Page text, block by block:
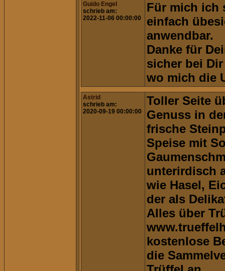
Guido Engel
schrieb am:
2022-11-06 00:00:00
Für mich ich
einfach
anwendbar.
Danke für
sicher bei
wo mich die
Astrid
schrieb am:
2020-09-19 00:00:00
Toller Seite
Genuss in
frische
Speise mit
unterirdisch
wie Hasel,
der als
Alles über
kostenlose
die